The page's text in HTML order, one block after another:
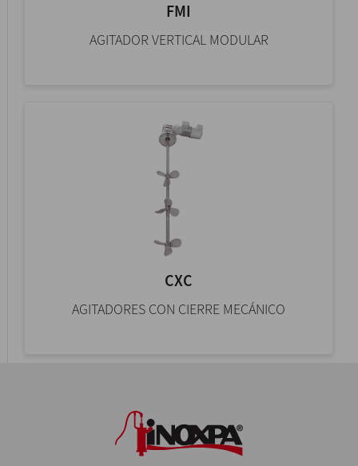
FMI
AGITADOR VERTICAL MODULAR
CXC
AGITADORES CON CIERRE MECÁNICO